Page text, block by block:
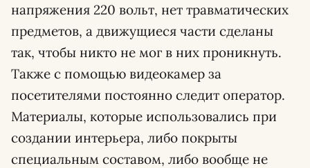
напряжения 220 вольт, нет травматических
предметов, а движущиеся части сделаны
так, чтобы никто не мог в них проникнуть.
Также с помощью видеокамер за
посетителями постоянно следит оператор.
Материалы, которые использовались при
создании интерьера, либо покрыты
специальным составом, либо вообще не